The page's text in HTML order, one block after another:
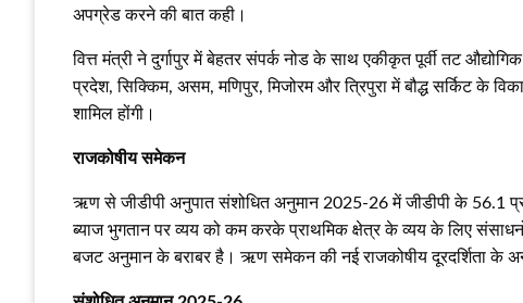
अपग्रेड करने की बात कही।
वित्त मंत्री ने दुर्गापुर में बेहतर संपर्क नोड के साथ एकीकृत पूर्वी तट
प्रदेश, सिक्किम, असम, मणिपुर, मिजोरम और त्रिपुरा में बौद्ध सर्किट के
शामिल होंगी।
राजकोषीय समेकन
ऋण से जीडीपी अनुपात संशोधित अनुमान 2025-26 में जीडीपी के 56.1
ब्‍याज भुगतान पर व्‍यय को कम करके प्राथमिक क्षेत्र के व्‍यय के लिए
बजट अनुमान के बराबर है। ऋण समेकन की नई राजकोषीय दूरदर्शिता के